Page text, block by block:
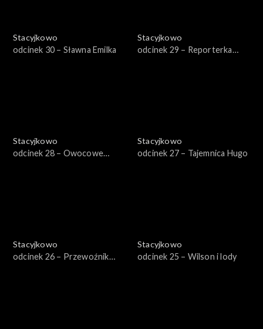
Stacyjkowo
odcinek 30 – Sławna Emilka
Stacyjkowo
odcinek 29 – Reporterka
Stacyjkowo
odcinek 28 – Owocowe
Stacyjkowo
odcinek 27 – Tajemnica Hugo
Stacyjkowo
odcinek 26 – Przewoźnik
Stacyjkowo
odcinek 25 – Wilson i lody